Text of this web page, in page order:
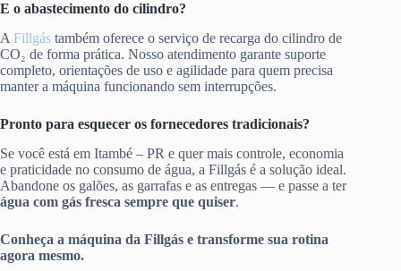
E o abastecimento do cilindro?
A Fillgás também oferece o serviço de recarga do cilindro de
CO₂ de forma prática. Nosso atendimento garante suporte
completo, orientações de uso e agilidade para quem precisa
manter a máquina funcionando sem interrupções.
Pronto para esquecer os fornecedores tradicionais?
Se você está em Itambé – PR e quer mais controle, economia
e praticidade no consumo de água, a Fillgás é a solução ideal.
Abandone os galões, as garrafas e as entregas — e passe a ter
água com gás fresca sempre que quiser.
Conheça a máquina da Fillgás e transforme sua rotina
agora mesmo.